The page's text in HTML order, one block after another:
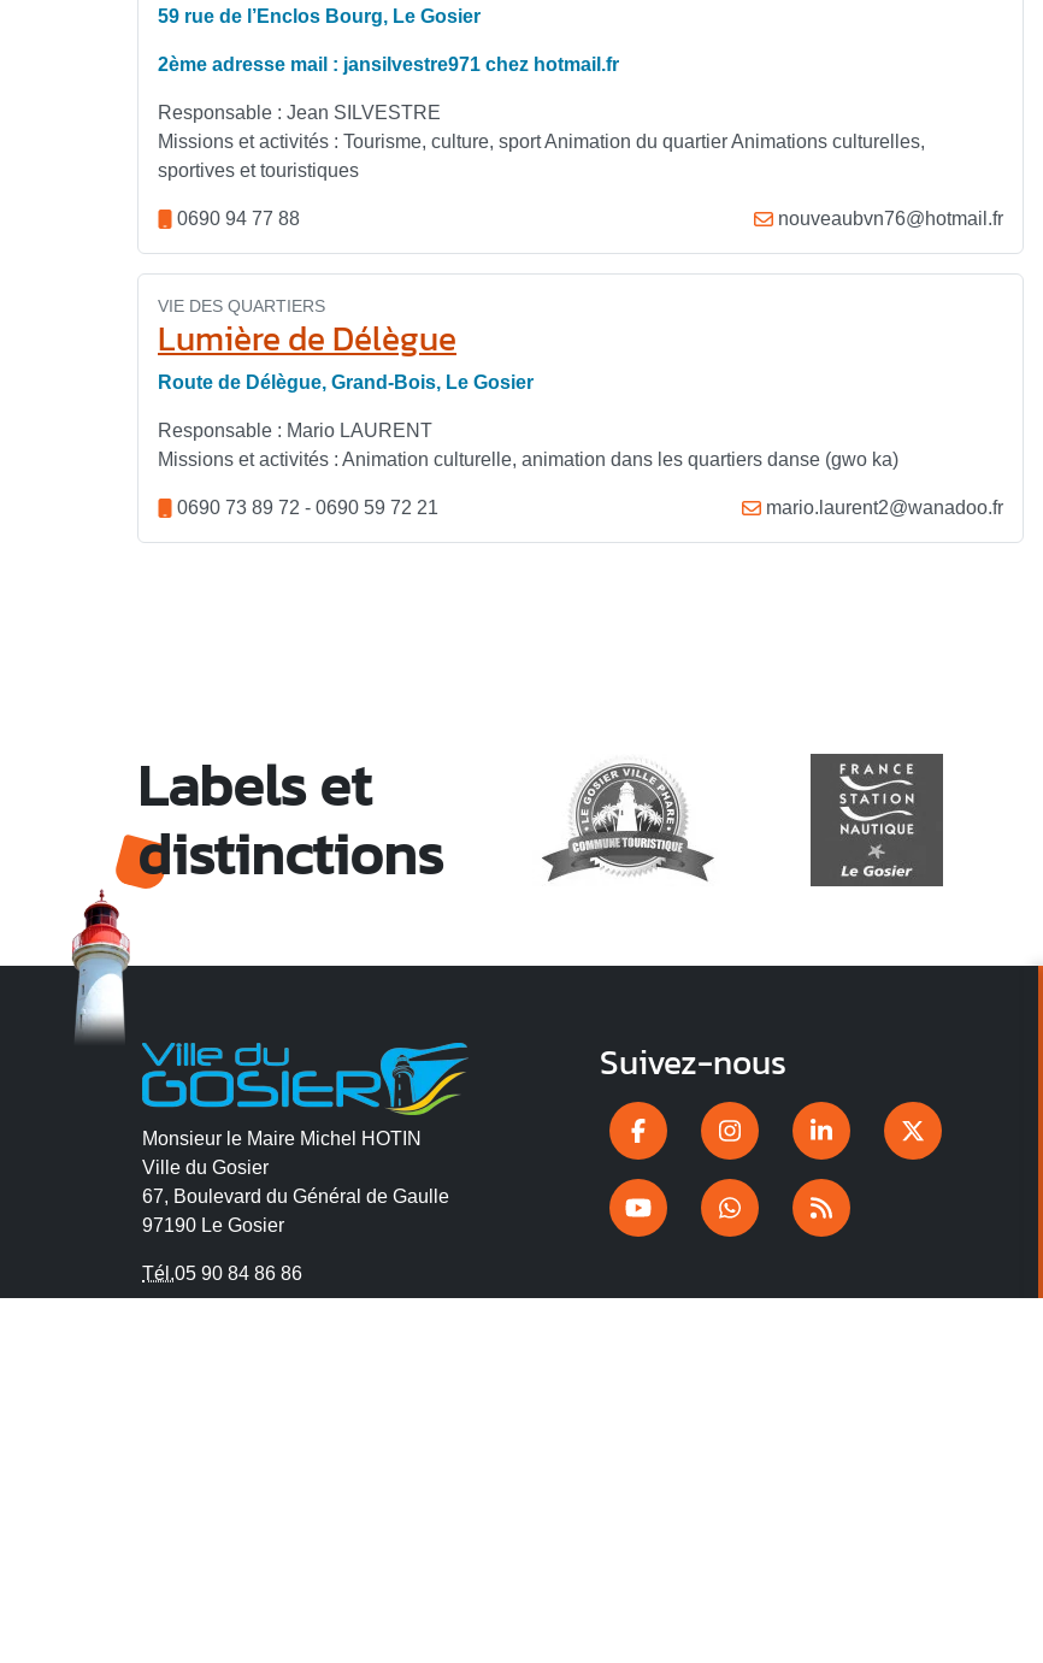
59 rue de l’Enclos Bourg, Le Gosier
2ème adresse mail : jansilvestre971 chez hotmail.fr
Responsable : Jean SILVESTRE
Missions et activités : Tourisme, culture, sport Animation du quartier Animations culturelles,
sportives et touristiques
0690 94 77 88 nouveaubvn76@hotmail.fr
VIE DES QUARTIERS
Lumière de Délègue
Route de Délègue, Grand-Bois, Le Gosier
Responsable : Mario LAURENT
Missions et activités : Animation culturelle, animation dans les quartiers danse (gwo ka)
0690 73 89 72 - 0690 59 72 21 mario.laurent2@wanadoo.fr
Labels et
distinctions
Monsieur le Maire Michel HOTIN
Ville du Gosier
67, Boulevard du Général de Gaulle
97190 Le Gosier
Tél.05 90 84 86 86
Suivez-nous